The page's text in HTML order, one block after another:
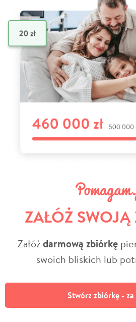
ZAŁÓŻ
Załóżdarmową zbiórkę
swoich bliskich lub
Stwórz zbiórkę -